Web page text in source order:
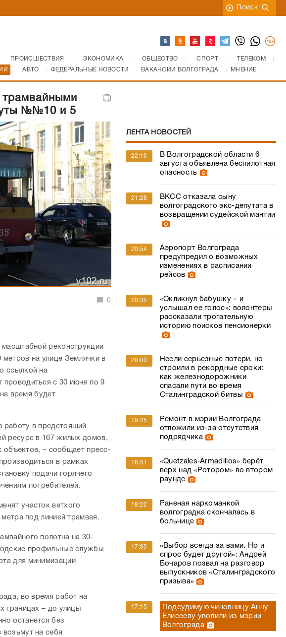
Поиск
ПРОИСШЕСТВИЯ ЭКОНОМИКА ОБЩЕСТВО СПОРТ
ТЕЛЕКОМ
АВТО ФЕДЕРАЛЬНЫЕ НОВОСТИ ВАКАНСИИ ВОЛГОГРАДА МНЕНИЕ
трамвайными
№№10 и 5
0
масштабной реконструкции
на улице Землячки в
ссылкой на
с 30 июня по 9
время будет
работу в предстоящий
ресурс в 167 жилых домов,
объектов, – сообщает пресс-
в рамках
подачи горячего
потребителей.
участок ветхого
под линией трамвая.
полотна на 30-
профильные службы
для минимизации
во время работ на
границах – до улицы
останется без
на себя
ЛЕНТА НОВОСТЕЙ
22:16
В Волгоградской области 6
августа объявлена беспилотная
опасность
21:28
ВКСС отказала сыну
волгоградского экс-депутата в
возвращении судейской мантии
20:54
Аэропорт Волгограда
предупредил о возможных
изменениях в расписании
рейсов
20:35
«Окликнул бабушку – и
услышал ее голос»: волонтеры
рассказали трогательную
историю поисков пенсионерки
20:00
Несли серьезные потери, но
строили в рекордные сроки:
как железнодорожники
спасали пути во время
Сталинградской битвы
19:25
Ремонт в мэрии Волгограда
отложили из-за отсутствия
подрядчика
18:51
«Quetzales‑Armadillos» берёт
верх над «Ротором» во втором
раунде
18:22
Раненая наркоманкой
волгоградка скончалась в
больнице
17:35
«Выбор всегда за вами. Но и
спрос будет другой»: Андрей
Бочаров позвал на разговор
выпускников «Сталинградского
призыва»
17:15
Подсудимую чиновницу Анну
Елисееву уволили из мэрии
Волгограда